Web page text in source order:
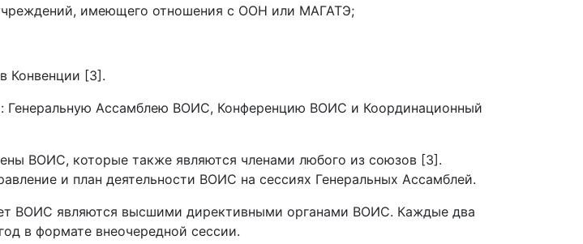
имеющего отношения с ООН или МАГАТЭ;
Конвенции [3].
Генеральную Ассамблею ВОИС, Конференцию ВОИС и Координационный
ВОИС, которые также являются членами любого из союзов [3].
и план деятельности ВОИС на сессиях Генеральных Ассамблей.
ВОИС являются высшими директивными органами ВОИС. Каждые два
в формате внеочередной сессии.